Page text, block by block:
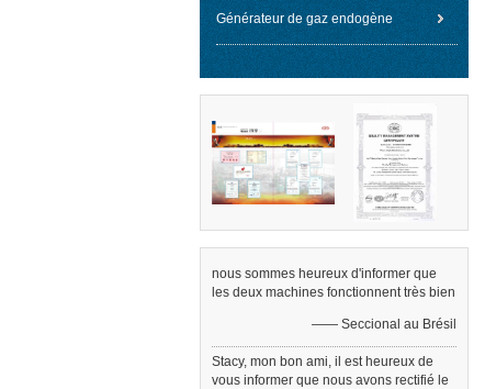
Générateur de gaz endogène
nous sommes heureux d'informer que
les deux machines fonctionnent très bien
—— Seccional au Brésil
Stacy, mon bon ami, il est heureux de
vous informer que nous avons rectifié le